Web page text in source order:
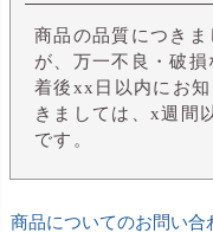
商品の品質につき
が、万一不良・破
着後xx日以内にお
きましては、x週間
です。
商品についてのお問い合